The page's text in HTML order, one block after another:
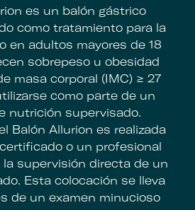
es un balón gástrico
como tratamiento para la
en adultos mayores de 18
sobrepeso u obesidad
masa corporal (IMC) ≥ 27
como parte de un
nutrición supervisado.
Balón Allurion es realizada
o un profesional
la supervisión directa de un
Esta colocación se lleva
de un examen minucioso